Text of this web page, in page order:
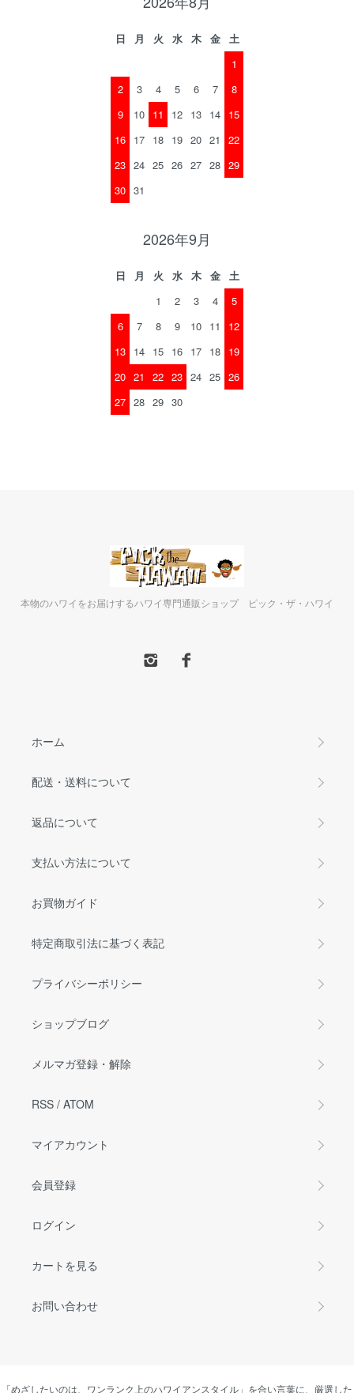
日 月 火 水 木 金
土
1
2
3 4 5 6 7
8
9
10 11 12 13 14 15
16 17 18 19 20 21
22
23 24 25 26 27 28 29
30 31
2026年9月
日 月 火 水 木 金
土
1
2 3 4
5
6
7 8 9 10 11
12
13 14 15 16 17 18 19
20 21 22 23 24 25 26
27 28 29 30
本物のハワイをお届けするハワイ専門通販ショップ ピック・ザ・ハワイ
ホーム
配送・送料について
返品について
支払い方法について
お買物ガイド
特定商取引法に基づく表記
プライバシーポリシー
ショップブログ
メルマガ登録・解除
RSS / ATOM
マイアカウント
会員登録
ログイン
カートを見る
お問い合わせ
「めざしたいのは、ワンランク上のハワイアンスタイル」を合い言葉に、厳選した